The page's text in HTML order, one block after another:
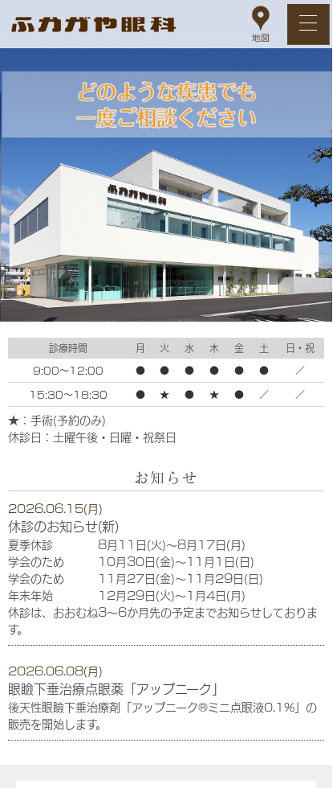
診療時間 月 火 水 木 金 土
日・祝
9:00～12:00
● ● ● ● ● ●
／
15:30～18:30
● ★ ● ★ ● ／ ／
★：手術(予約のみ)
休診日：土曜午後・日曜・祝祭日
お知らせ
2026.06.15(月)
休診のお知らせ(新)
夏季休診 8月11日(火)〜8月17日(月)
学会のため 10月30日(金)〜11月1日(日)
学会のため 11月27日(金)～11月29日(日)
年末年始 12月29日(火)～1月4日(月)
休診は、おおむね3〜6か月先の予定までお知らせしておりま
す。
2026.06.08(月)
眼瞼下垂治療点眼薬「アップニーク」
後天性眼瞼下垂治療剤「アップニーク®ミニ点眼液0.1%」の
販売を開始します。